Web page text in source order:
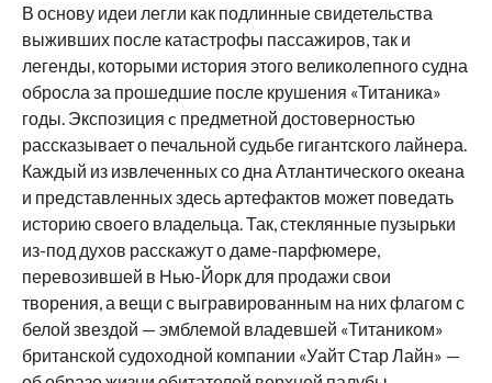
В основу идеи легли как подлинные свидетельства
выживших после катастрофы пассажиров, так и
легенды, которыми история этого великолепного судна
обросла за прошедшие после крушения «Титаника»
годы. Экспозиция c предметной достоверностью
рассказывает о печальной судьбе гигантского лайнера.
Каждый из извлеченных со дна Атлантического океана
и представленных здесь артефактов может поведать
историю своего владельца. Так, стеклянные пузырьки
из-под духов расскажут о даме-парфюмере,
перевозившей в Нью-Йорк для продажи свои
творения, а вещи с выгравированным на них флагом с
белой звездой — эмблемой владевшей «Титаником»
британской судоходной компании «Уайт Стар Лайн» —